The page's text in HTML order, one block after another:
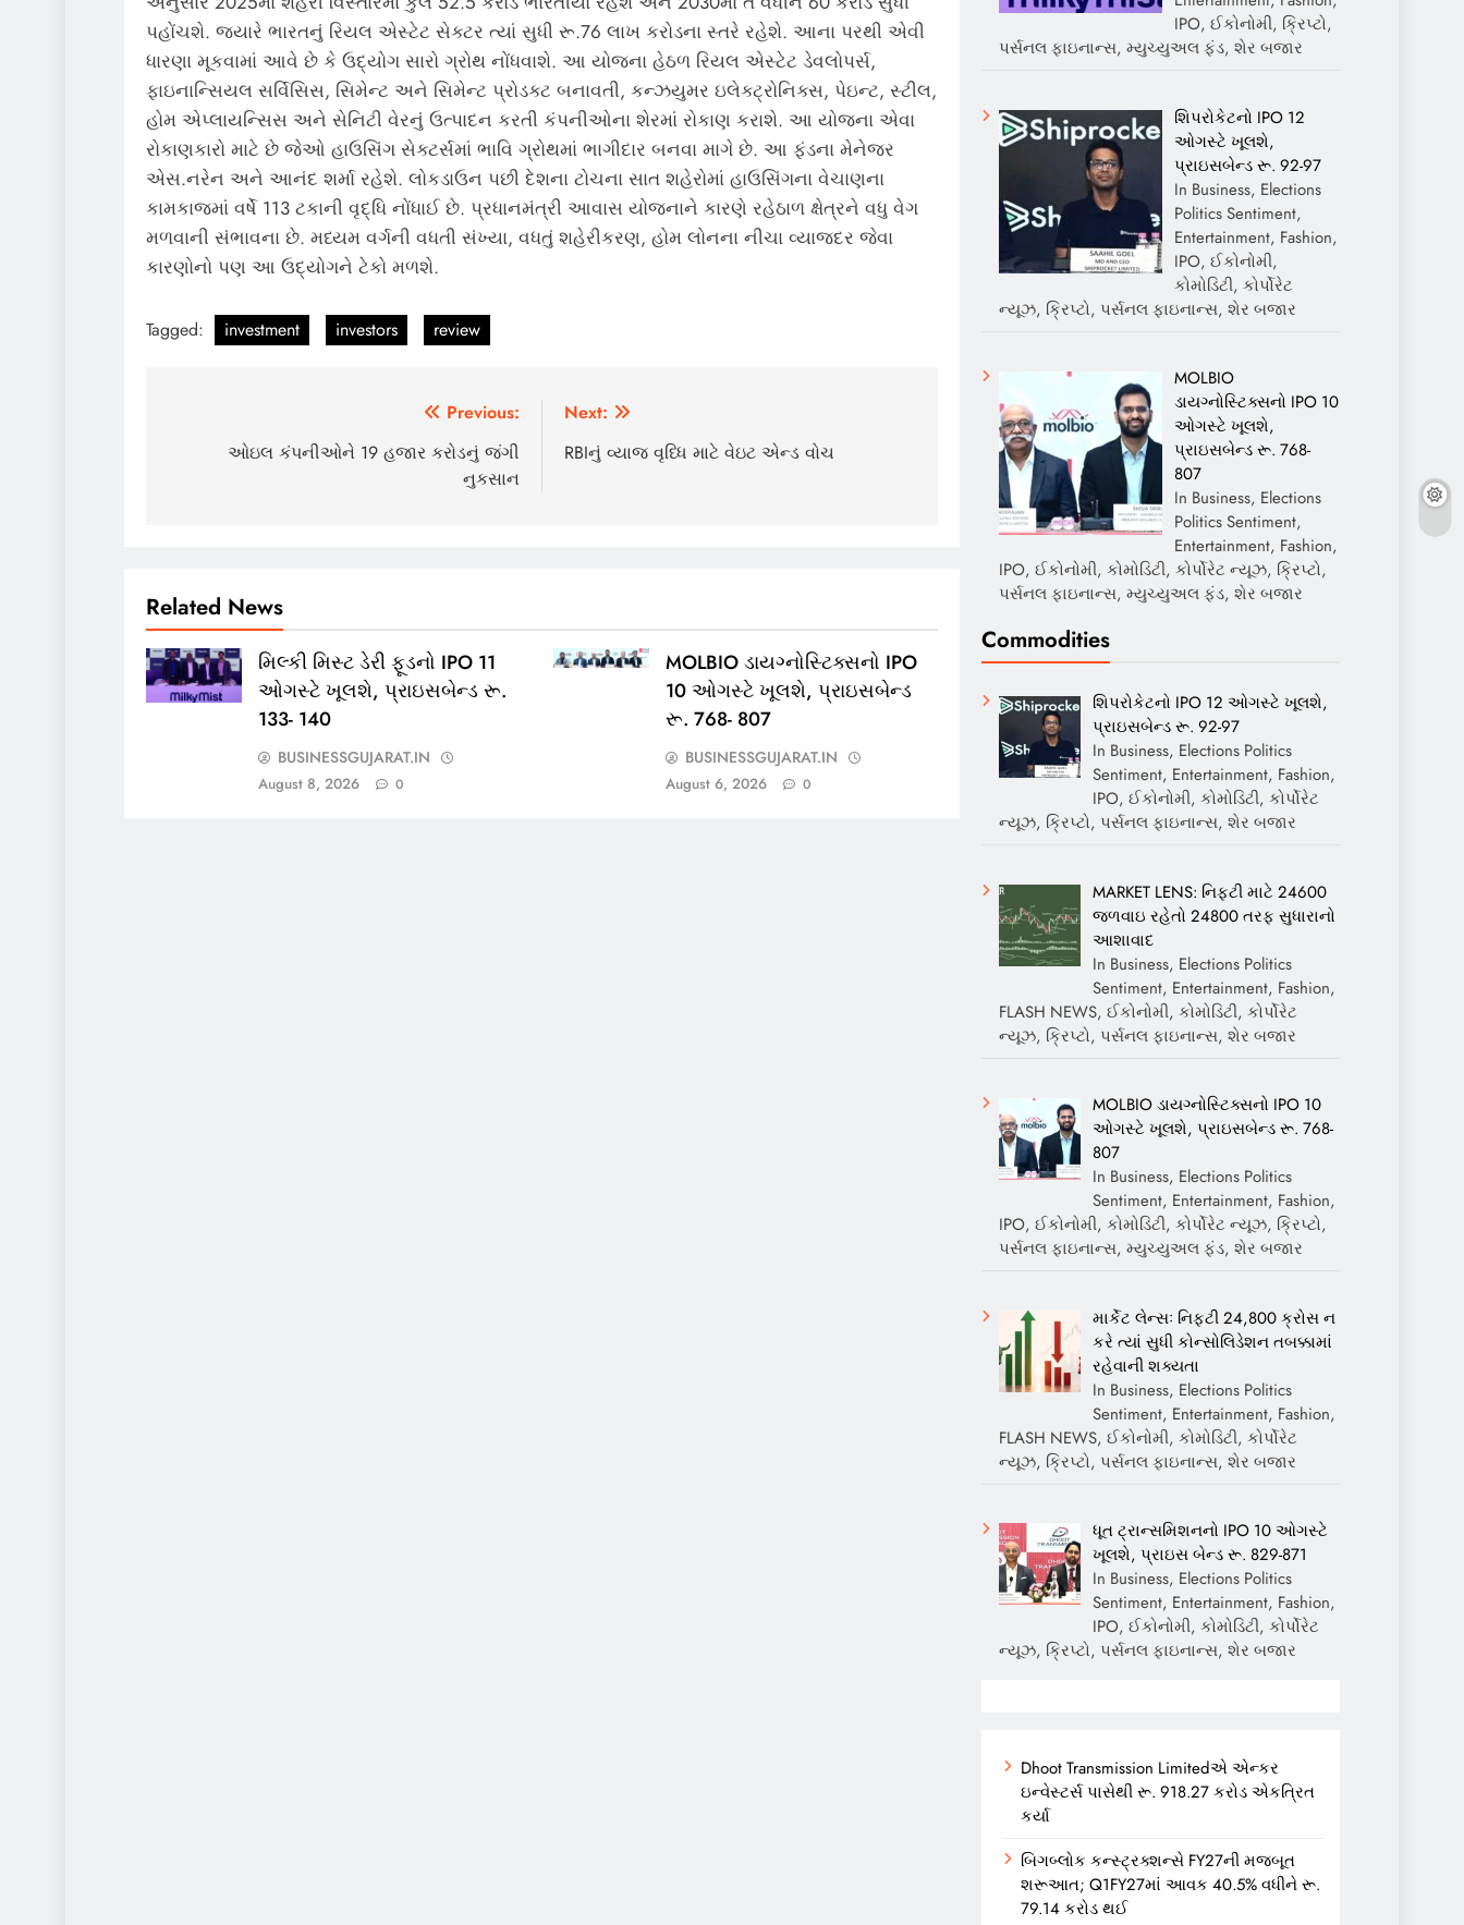
પહોંચશે. જ્યારે ભારતનું રિયલ એસ્ટેટ સેક્ટર ત્યાં સુધી રૂ.76 લાખ કરોડના સ્તરે રહેશે. આના પરથી એવી
ધારણા મૂકવામાં આવે છે કે ઉદ્યોગ સારો ગ્રોથ નોંધવાશે. આ યોજના હેઠળ રિયલ એસ્ટેટ ડેવલોપર્સ,
ફાઇનાન્સિયલ સર્વિસિસ, સિમેન્ટ અને સિમેન્ટ પ્રોડક્ટ બનાવતી, કન્ઝયુમર ઇલેક્ટ્રોનિક્સ, પેઇન્ટ, સ્ટીલ,
હોમ એપ્લાયન્સિસ અને સેનિટી વેરનું ઉત્પાદન કરતી કંપનીઓના શેરમાં રોકાણ કરાશે. આ યોજના એવા
રોકાણકારો માટે છે જેઓ હાઉસિંગ સેક્ટર્સમાં ભાવિ ગ્રોથમાં ભાગીદાર બનવા માગે છે. આ ફંડના મેનેજર
એસ.નરેન અને આનંદ શર્મા રહેશે. લોકડાઉન પછી દેશના ટોચના સાત શહેરોમાં હાઉસિંગના વેચાણના
કામકાજમાં વર્ષે 113 ટકાની વૃદ્ધિ નોંધાઈ છે. પ્રધાનમંત્રી આવાસ યોજનાને કારણે રહેઠાળ ક્ષેત્રને વધુ વેગ
મળવાની સંભાવના છે. મધ્યમ વર્ગની વધતી સંખ્યા, વધતું શહેરીકરણ, હોમ લોનના નીચા વ્યાજદર જેવા
કારણોનો પણ આ ઉદ્યોગને ટેકો મળશે.
Tagged: investment investors review
navigation
Previous:
ઓઇલ કંપનીઓને 19 હજાર કરોડનું જંગી
નુકસાન
Next:
RBIનું વ્યાજ વૃધ્ધિ માટે વેઇટ એન્ડ વોચ
Related News
મિલ્કી મિસ્ટ ડેરી ફૂડનો IPO 11
ઓગસ્ટે ખૂલશે, પ્રાઇસબેન્ડ રૂ.
133- 140
BUSINESSGUJARAT.IN
August 8, 2026 0
MOLBIO ડાયગ્નોસ્ટિક્સનો IPO
10 ઓગસ્ટે ખૂલશે, પ્રાઇસબેન્ડ
રૂ. 768- 807
BUSINESSGUJARAT.IN
August 6, 2026 0
IPO, ઈકોનોમી, ક્રિપ્ટો,
પર્સનલ ફાઇનાન્સ, મ્યુચ્યુઅલ ફંડ, શેર બજાર
શિપરોકેટનો IPO 12
ઓગસ્ટે ખૂલશે,
પ્રાઇસબેન્ડ રૂ. 92-97
In Business, Elections
Politics Sentiment,
Entertainment, Fashion,
IPO, ઈકોનોમી,
કોમોડિટી, કોર્પોરેટ
ન્યૂઝ, ક્રિપ્ટો, પર્સનલ ફાઇનાન્સ, શેર બજાર
MOLBIO
ડાયગ્નોસ્ટિક્સનો IPO 10
ઓગસ્ટે ખૂલશે,
પ્રાઇસબેન્ડ રૂ. 768-
807
In Business, Elections
Politics Sentiment,
Entertainment, Fashion,
IPO, ઈકોનોમી, કોમોડિટી, કોર્પોરેટ ન્યૂઝ, ક્રિપ્ટો,
પર્સનલ ફાઇનાન્સ, મ્યુચ્યુઅલ ફંડ, શેર બજાર
Commodities
શિપરોકેટનો IPO 12 ઓગસ્ટે ખૂલશે,
પ્રાઇસબેન્ડ રૂ. 92-97
In Business, Elections Politics
Sentiment, Entertainment, Fashion,
IPO, ઈકોનોમી, કોમોડિટી, કોર્પોરેટ
ન્યૂઝ, ક્રિપ્ટો, પર્સનલ ફાઇનાન્સ, શેર બજાર
MARKET LENS: નિફ્ટી માટે 24600
જળવાઇ રહેતો 24800 તરફ સુધારાનો
આશાવાદ
In Business, Elections Politics
Sentiment, Entertainment, Fashion,
FLASH NEWS, ઈકોનોમી, કોમોડિટી, કોર્પોરેટ
ન્યૂઝ, ક્રિપ્ટો, પર્સનલ ફાઇનાન્સ, શેર બજાર
MOLBIO ડાયગ્નોસ્ટિક્સનો IPO 10
ઓગસ્ટે ખૂલશે, પ્રાઇસબેન્ડ રૂ. 768-
807
In Business, Elections Politics
Sentiment, Entertainment, Fashion,
IPO, ઈકોનોમી, કોમોડિટી, કોર્પોરેટ ન્યૂઝ, ક્રિપ્ટો,
પર્સનલ ફાઇનાન્સ, મ્યુચ્યુઅલ ફંડ, શેર બજાર
માર્કેટ લેન્સઃ નિફ્ટી 24,800 ક્રોસ ન
કરે ત્યાં સુધી કોન્સોલિડેશન તબક્કામાં
રહેવાની શક્યતા
In Business, Elections Politics
Sentiment, Entertainment, Fashion,
FLASH NEWS, ઈકોનોમી, કોમોડિટી, કોર્પોરેટ
ન્યૂઝ, ક્રિપ્ટો, પર્સનલ ફાઇનાન્સ, શેર બજાર
ધૂત ટ્રાન્સમિશનનો IPO 10 ઓગસ્ટે
ખૂલશે, પ્રાઇસ બેન્ડ રૂ. 829-871
In Business, Elections Politics
Sentiment, Entertainment, Fashion,
IPO, ઈકોનોમી, કોમોડિટી, કોર્પોરેટ
ન્યૂઝ, ક્રિપ્ટો, પર્સનલ ફાઇનાન્સ, શેર બજાર
Dhoot Transmission Limitedએ એન્કર
ઇન્વેસ્ટર્સ પાસેથી રૂ. 918.27 કરોડ એકત્રિત
કર્યા
બિગબ્લોક કન્સ્ટ્રક્શન્સે FY27ની મજબૂત
શરૂઆત; Q1FY27માં આવક 40.5% વધીને રૂ.
79.14 કરોડ થઈ